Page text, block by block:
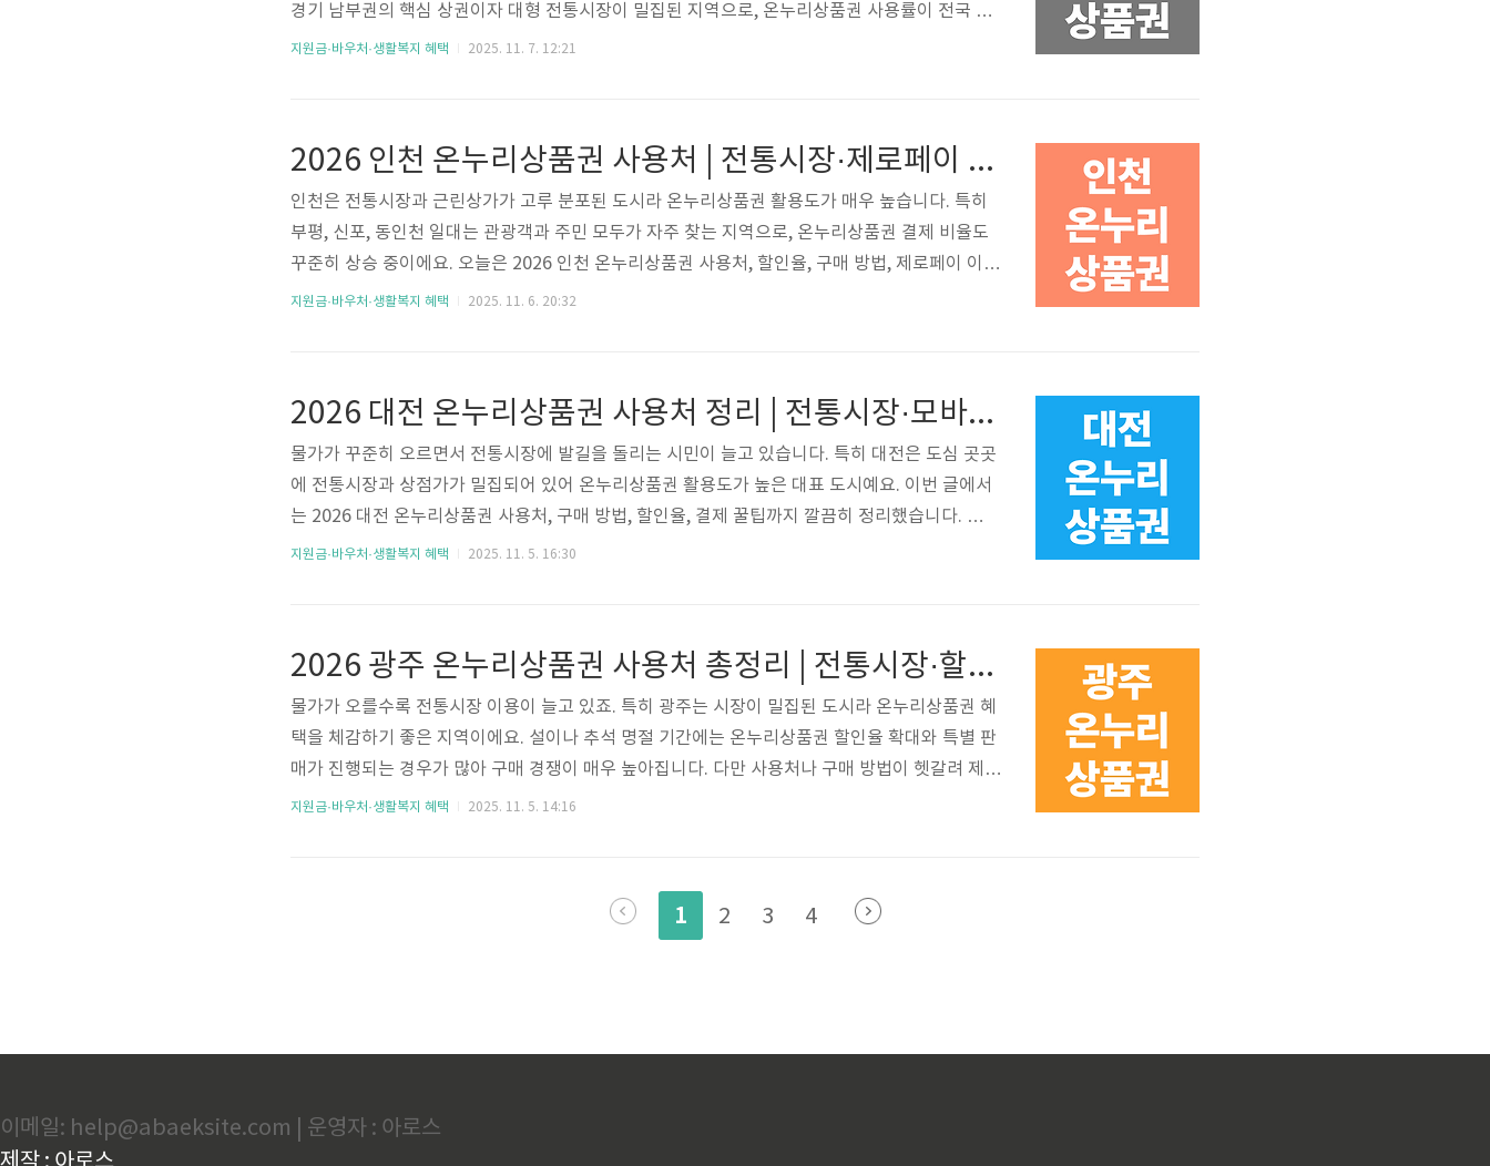
경기 남부권의 핵심 상권이자 대형 전통시장이 밀집된 지역으로, 온누리상품권 사용률이 전국 상
위권을 기록하고 있습니다. 특히 지동시장, 못골시장, 영동시장 등은 관광객도 많아 온누리상품권
산 소진 시 조..
지원금·바우처·생활복지 혜택 2025. 11. 7. 12:21
2026 인천 온누리상품권 사용처 | 전통시장·제로페이 할인 총정리
인천은 전통시장과 근린상가가 고루 분포된 도시라 온누리상품권 활용도가 매우 높습니다. 특히
부평, 신포, 동인천 일대는 관광객과 주민 모두가 자주 찾는 지역으로, 온누리상품권 결제 비율도
꾸준히 상승 중이에요. 오늘은 2026 인천 온누리상품권 사용처, 할인율, 구매 방법, 제로페이 이용
팁까지 정리했습니다. 할인 기간을 놓치기 전에 지금 바로 확인해보세요. 👉 지금 할인가로 구매
길어질 수 있으니 미리 ..
지원금·바우처·생활복지 혜택 2025. 11. 6. 20:32
2026 대전 온누리상품권 사용처 정리 | 전통시장·모바일 결제방법까지
물가가 꾸준히 오르면서 전통시장에 발길을 돌리는 시민이 늘고 있습니다. 특히 대전은 도심 곳곳
에 전통시장과 상점가가 밀집되어 있어 온누리상품권 활용도가 높은 대표 도시예요. 이번 글에서
는 2026 대전 온누리상품권 사용처, 구매 방법, 할인율, 결제 꿀팁까지 깔끔히 정리했습니다. 👉
지금 할인 구매하기 대전 온누리상품권, 아직 할인 가능할까? 2026년 현재도 온누리상품권은 상
00만 원 (카드·모바일형 ..
지원금·바우처·생활복지 혜택 2025. 11. 5. 16:30
2026 광주 온누리상품권 사용처 총정리 | 전통시장·할인·구매방법
물가가 오를수록 전통시장 이용이 늘고 있죠. 특히 광주는 시장이 밀집된 도시라 온누리상품권 혜
택을 체감하기 좋은 지역이에요. 설이나 추석 명절 기간에는 온누리상품권 할인율 확대와 특별 판
매가 진행되는 경우가 많아 구매 경쟁이 매우 높아집니다. 다만 사용처나 구매 방법이 헷갈려 제대
로 활용하지 못하는 경우가 많습니다. 오늘은 2026 광주 온누리상품권 할인율, 구매처, 사용 가능
히 10% 할인으로 구매할 수 있습니다. 개인별 한도는 지류형 50만 원 / 모바일·카드형 100만 원
지원금·바우처·생활복지 혜택 2025. 11. 5. 14:16
1 2 3 4
이메일: help@abaeksite.com | 운영자 : 아로스